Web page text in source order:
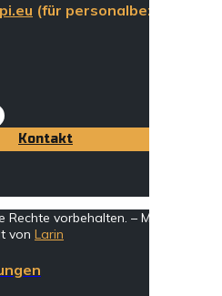
(für personalbezogene
Kontakt
vorbehalten. – MwSt.-
von Larin